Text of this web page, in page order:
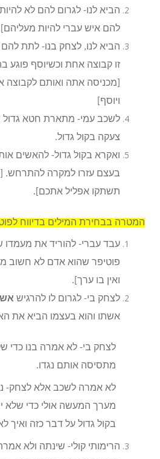
הביא לנו- לגרום להם לא
להם איש עברי להיות
הביא לנו, לצחק בנו- לתת
זו קבוצה אחת וכשיוסף פוגע
[מכניסה אתה ואותם
ויוסף]
לשכב עמי- מתארת חטא גדול של
צעקה בקול גדול.
ואקרא בקול גדול- להאשים
בעצם עזרו למקרה להתרחש. [
תשתקו אפליל אתכם].
המטרה בבחירת המילים בדיווח
עבד עברי- להוריד את מעמדו
פוטיפר שהוא אדם לא חשוב
ואין בו ערך].
לצחק בי- לגרום לו להרגיש
אשתו והוא בעצמו הביא את
לצחק בי- לא אמרה בנו כדי
מתסיסה אותם נגדו.
לא אמרה לשכב אלא לצחק-
מערך המעשה אולי כדי שלא
בקול גדול על דבר כזה ואיך
הרימותי קולי- שינתה ולא